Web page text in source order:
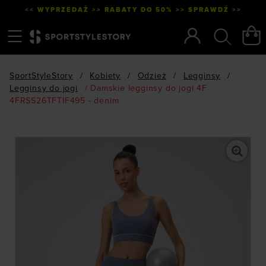
<< WYPRZEDAŻ >> RABATY DO 50% >> SPRAWDŹ >>
SportStyleStory / Kobiety / Odzież / Legginsy
/
Legginsy do jogi
/ Damskie legginsy do jogi 4F
4FRSS26TFTIF495 - denim